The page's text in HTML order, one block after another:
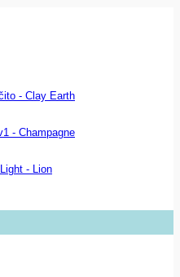
- Clay Earth
- Champagne
- Lion